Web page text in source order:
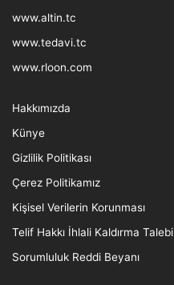
www.altin.tc
www.tedavi.tc
www.rloon.com
Hakkımızda
Künye
Gizlilik Politikası
Çerez Politikamız
Kişisel Verilerin Korunması
Telif Hakkı İhlali Kaldırma Talebi
Sorumluluk Reddi Beyanı